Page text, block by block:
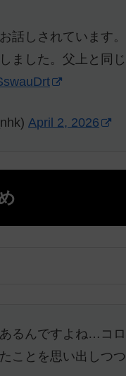
話しされています
ました。父上と同
April 2, 2026
るんですよね…コ
ことを思い出しつ